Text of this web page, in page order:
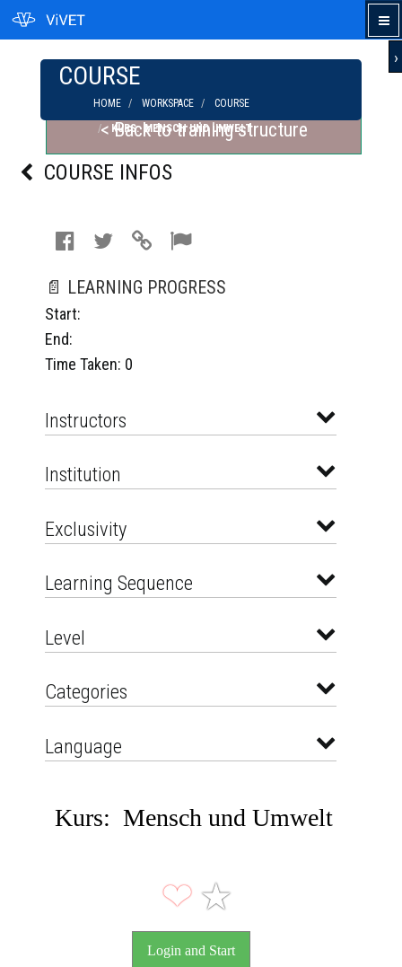
›
COURSE
HOME WORKSPACE
COURSE
KURS: MENSCH UND UMWELT
< Back to training structure
COURSE INFOS
📄 LEARNING PROGRESS
Start:
End:
Time Taken: 0
Instructors
Institution
Exclusivity
Learning Sequence
Level
Categories
Language
Kurs: Mensch und Umwelt
❤ ★
Login and Start